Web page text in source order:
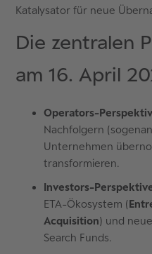
Katalysator für neue
Die zentralen
am 16. April
Operators-
Nachfolgern
Unternehmen
transformieren.
Investors-
ETA-Ökosystem (
Acquisition) und
Search Funds.